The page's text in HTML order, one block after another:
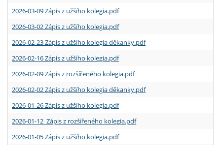
2026-03-09 Zápis z užšího kolegia.pdf
2026-03-02 Zápis z užšího kolegia.pdf
2026-02-23 Zápis z užšího kolegia děkanky.pdf
2026-02-16 Zápis z užšího kolegia.pdf
2026-02-09 Zápis z rozšířeného kolegia.pdf
2026-02-02 Zápis z užšího kolegia děkanky.pdf
2026-01-26 Zápis z užšího kolegia.pdf
2026-01-12 Zápis z rozšířeného kolegia.pdf
2026-01-05 Zápis z užšího kolegia.pdf